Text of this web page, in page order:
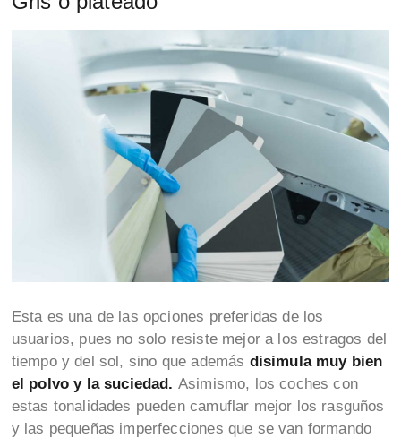
Esta es una de las opciones preferidas de los
usuarios, pues no solo resiste mejor a los estragos del
tiempo y del sol, sino que además disimula muy bien
el polvo y la suciedad. Asimismo, los coches con
estas tonalidades pueden camuflar mejor los rasguños
y las pequeñas imperfecciones que se van formando